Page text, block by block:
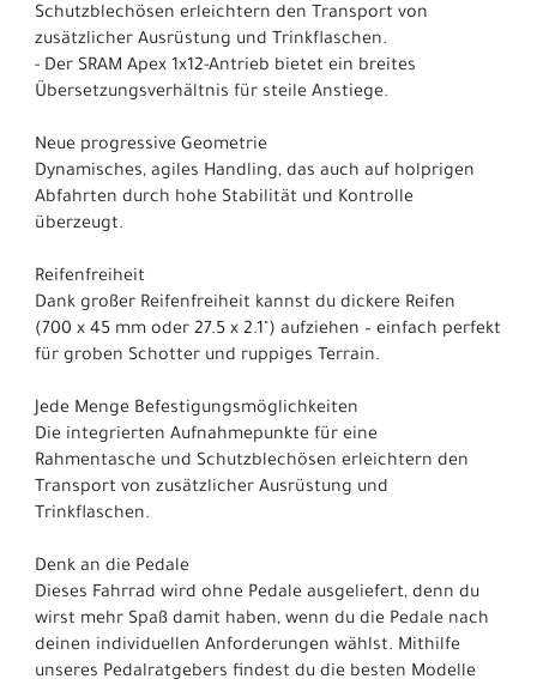
Schutzblechösen erleichtern den Transport von
zusätzlicher Ausrüstung und Trinkflaschen.
- Der SRAM Apex 1x12-Antrieb bietet ein breites
Übersetzungsverhältnis für steile Anstiege.
Neue progressive Geometrie
Dynamisches, agiles Handling, das auch auf holprigen
Abfahrten durch hohe Stabilität und Kontrolle
überzeugt.
Reifenfreiheit
Dank großer Reifenfreiheit kannst du dickere Reifen
(700 x 45 mm oder 27.5 x 2.1") aufziehen – einfach perfekt
für groben Schotter und ruppiges Terrain.
Jede Menge Befestigungsmöglichkeiten
Die integrierten Aufnahmepunkte für eine
Rahmentasche und Schutzblechösen erleichtern den
Transport von zusätzlicher Ausrüstung und
Trinkflaschen.
Denk an die Pedale
Dieses Fahrrad wird ohne Pedale ausgeliefert, denn du
wirst mehr Spaß damit haben, wenn du die Pedale nach
deinen individuellen Anforderungen wählst. Mithilfe
unseres Pedalratgebers findest du die besten Modelle